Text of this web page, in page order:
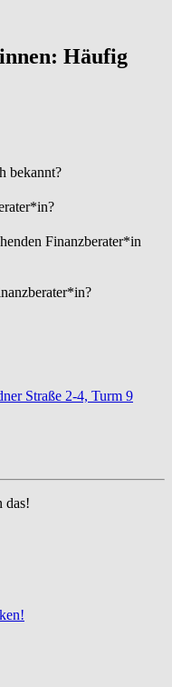
Häufig
bekannt?
Fi­nanz­be­ra­ter*in
Straße 2-4, Turm 9
das!